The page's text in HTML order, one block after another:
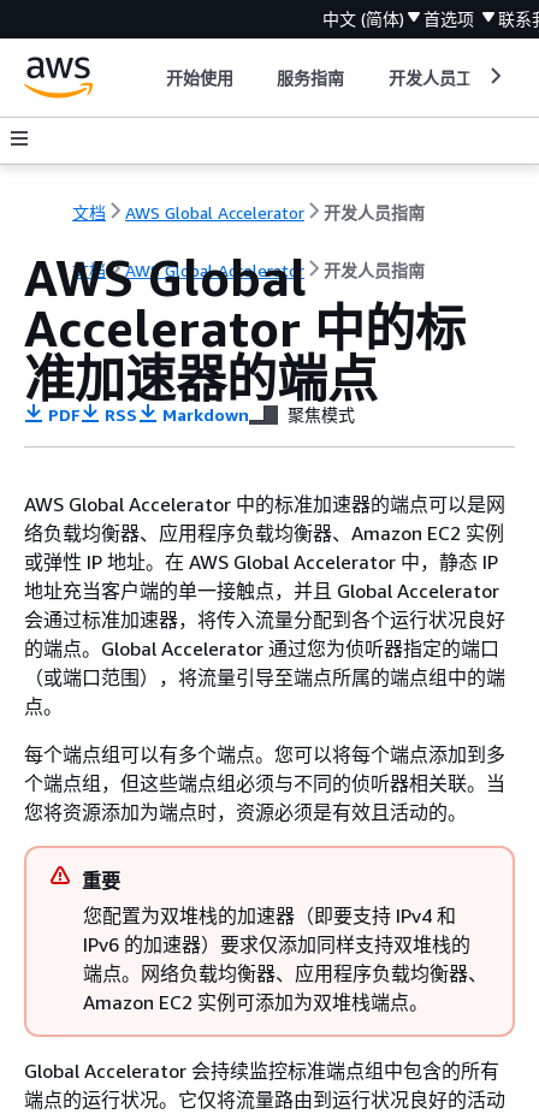
中文 (简体) 首选项 联系
开始使用 服务指南 开发人员工具
文档 AWS Global Accelerator 开发人员指南
文档 AWS Global Accelerator 开发人员指南
AWS Global
Accelerator 中的标
准加速器的端点
PDF RSS Markdown 聚焦模式
AWS Global Accelerator 中的标准加速器的端点可以是网
络负载均衡器、应用程序负载均衡器、Amazon EC2 实例
或弹性 IP 地址。在 AWS Global Accelerator 中，静态 IP
地址充当客户端的单一接触点，并且 Global Accelerator
会通过标准加速器，将传入流量分配到各个运行状况良好
的端点。Global Accelerator 通过您为侦听器指定的端口
（或端口范围），将流量引导至端点所属的端点组中的端
点。
每个端点组可以有多个端点。您可以将每个端点添加到多
个端点组，但这些端点组必须与不同的侦听器相关联。当
您将资源添加为端点时，资源必须是有效且活动的。
重要
您配置为双堆栈的加速器（即要支持 IPv4 和
IPv6 的加速器）要求仅添加同样支持双堆栈的
端点。网络负载均衡器、应用程序负载均衡器、
Amazon EC2 实例可添加为双堆栈端点。
Global Accelerator 会持续监控标准端点组中包含的所有
端点的运行状况。它仅将流量路由到运行状况良好的活动